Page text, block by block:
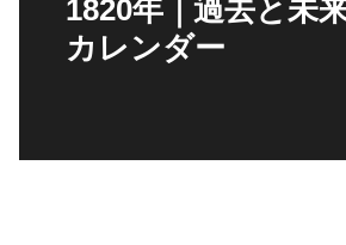
1820年｜過去と未
カレンダー